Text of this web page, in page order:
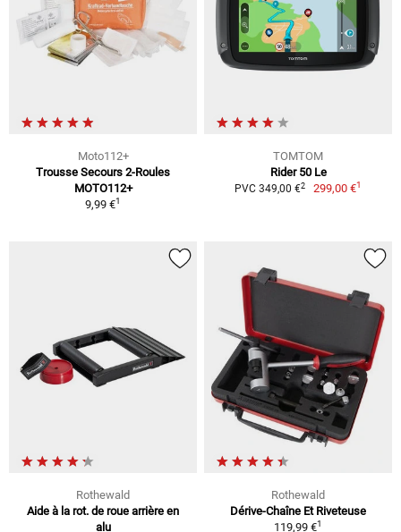
Moto112+
Trousse Secours 2-Roules
MOTO112+
9,99 €1
TOMTOM
Rider 50 Le
PVC 349,00 €2 299,00 €1
Rothewald
Aide à la rot. de roue arrière en
alu
Rothewald
Dérive-Chaîne Et Riveteuse
119,99 €1